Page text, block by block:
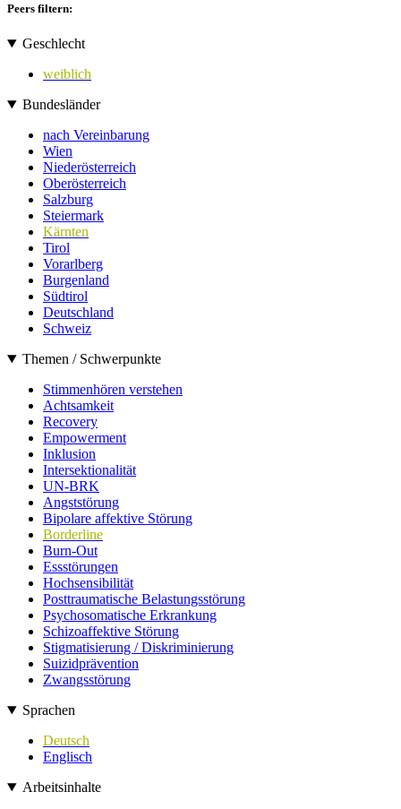
Peers filtern:
Geschlecht
weiblich
Bundesländer
nach Vereinbarung
Wien
Niederösterreich
Oberösterreich
Salzburg
Steiermark
Kärnten
Tirol
Vorarlberg
Burgenland
Südtirol
Deutschland
Schweiz
Themen / Schwerpunkte
Stimmenhören verstehen
Achtsamkeit
Recovery
Empowerment
Inklusion
Intersektionalität
UN-BRK
Angststörung
Bipolare affektive Störung
Borderline
Burn-Out
Essstörungen
Hochsensibilität
Posttraumatische Belastungsstörung
Psychosomatische Erkrankung
Schizoaffektive Störung
Stigmatisierung / Diskriminierung
Suizidprävention
Zwangsstörung
Sprachen
Deutsch
Englisch
Arbeitsinhalte